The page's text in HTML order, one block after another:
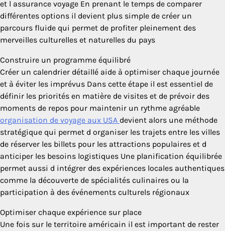
et l assurance voyage En prenant le temps de comparer
différentes options il devient plus simple de créer un
parcours fluide qui permet de profiter pleinement des
merveilles culturelles et naturelles du pays
Construire un programme équilibré
Créer un calendrier détaillé aide à optimiser chaque journée
et à éviter les imprévus Dans cette étape il est essentiel de
définir les priorités en matière de visites et de prévoir des
moments de repos pour maintenir un rythme agréable
organisation de voyage aux USA devient alors une méthode
stratégique qui permet d organiser les trajets entre les villes
de réserver les billets pour les attractions populaires et d
anticiper les besoins logistiques Une planification équilibrée
permet aussi d intégrer des expériences locales authentiques
comme la découverte de spécialités culinaires ou la
participation à des événements culturels régionaux
Optimiser chaque expérience sur place
Une fois sur le territoire américain il est important de rester